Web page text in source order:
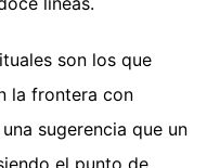
son los que
la frontera con
sugerencia que un
el punto de